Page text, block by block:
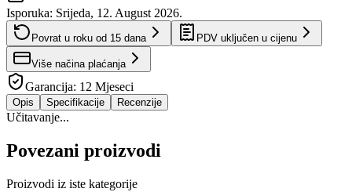
Isporuka: Srijeda, 12. August 2026.
Povrat u roku od 15 dana PDV uključen u cijenu
Više načina plaćanja
Garancija: 12 Mjeseci
Opis Specifikacije Recenzije
Učitavanje...
Povezani proizvodi
Proizvodi iz iste kategorije